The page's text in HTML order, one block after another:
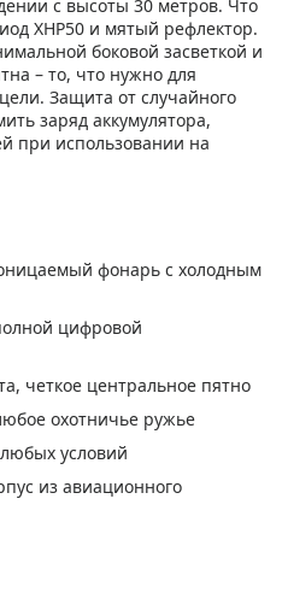
с высоты 30 метров. Что
XHP50 и мятый рефлектор.
боковой засветкой и
– то, что нужно для
Защита от случайного
заряд аккумулятора,
при использовании на
фонарь с холодным
цифровой
четкое центральное пятно
охотничье ружье
условий
из авиационного